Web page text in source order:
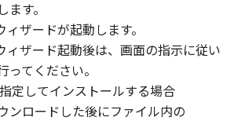
のすべてを廃棄または消去するも
わらず、本契約書第2条、第4条
、第8条第4項および第10条の規
書の終了後も効力を有します。
RESTRICTED RIGHTS
す。
ザードが起動します。
ィザード起動後は、画面の指示に従い
ってください。
定してインストールする場合
ンロードした後にファイル内の